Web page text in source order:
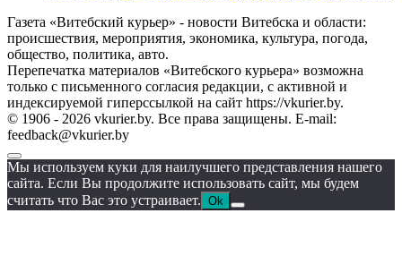
Газета «Витебский курьер» - новости Витебска и области:
происшествия, мероприятия, экономика, культура, погода,
общество, политика, авто.
Перепечатка материалов «Витебского курьера» возможна
только с письменного согласия редакции, с активной и
индексируемой гиперссылкой на сайт https://vkurier.by.
© 1906 - 2026 vkurier.by. Все права защищены. E-mail:
feedback@vkurier.by
Мы используем куки для наилучшего представления нашего
сайта. Если Вы продолжите использовать сайт, мы будем
считать что Вас это устраивает. Ok